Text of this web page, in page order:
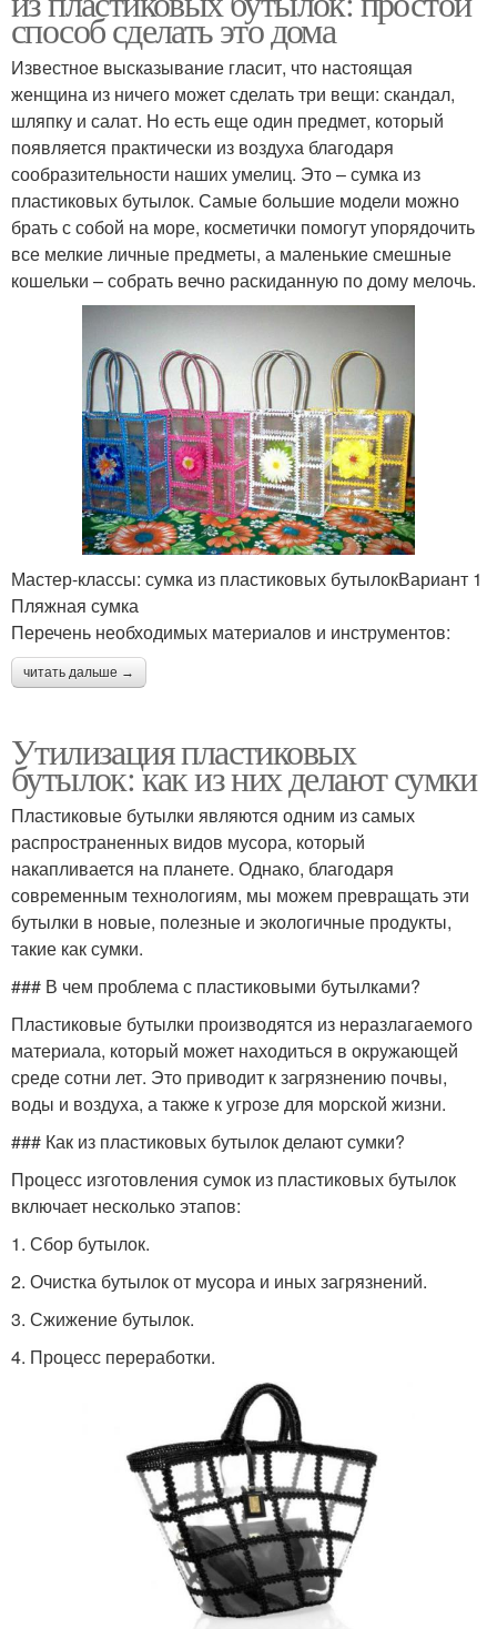
способ сделать это дома
Известное высказывание гласит, что настоящая
женщина из ничего может сделать три вещи: скандал,
шляпку и салат. Но есть еще один предмет, который
появляется практически из воздуха благодаря
сообразительности наших умелиц. Это – сумка из
пластиковых бутылок. Самые большие модели можно
брать с собой на море, косметички помогут упорядочить
все мелкие личные предметы, а маленькие смешные
кошельки – собрать вечно раскиданную по дому мелочь.
Мастер-классы: сумка из пластиковых бутылокВариант 1
Пляжная сумка
Перечень необходимых материалов и инструментов:
читать дальше →
Утилизация пластиковых
бутылок: как из них делают сумки
Пластиковые бутылки являются одним из самых
распространенных видов мусора, который
накапливается на планете. Однако, благодаря
современным технологиям, мы можем превращать эти
бутылки в новые, полезные и экологичные продукты,
такие как сумки.
### В чем проблема с пластиковыми бутылками?
Пластиковые бутылки производятся из неразлагаемого
материала, который может находиться в окружающей
среде сотни лет. Это приводит к загрязнению почвы,
воды и воздуха, а также к угрозе для морской жизни.
### Как из пластиковых бутылок делают сумки?
Процесс изготовления сумок из пластиковых бутылок
включает несколько этапов:
1. Сбор бутылок.
2. Очистка бутылок от мусора и иных загрязнений.
3. Сжижение бутылок.
4. Процесс переработки.